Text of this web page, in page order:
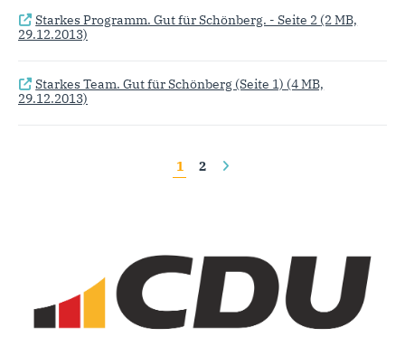
Starkes Programm. Gut für Schönberg. - Seite 2 (2 MB,
29.12.2013)
Starkes Team. Gut für Schönberg (Seite 1) (4 MB,
29.12.2013)
1 2